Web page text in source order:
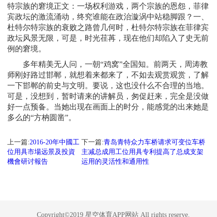
特宗族的窘境正文：一场权利游戏，两个宗族的恩怨，菲律
宾政坛的激流涌动，终究谁能在政治漩涡中站稳脚跟？一、
杜特尔特宗族的衰败之路曾几何时，杜特尔特宗族在菲律宾
政坛风景无限，可是，时光荏苒，现在他们却陷入了史无前
例的窘境。
多年精美无人问，一朝“鸡窝”全国知。前两天，周涛教
师刚好路过邯郸，就想着来都来了，不如去观赏观赏，了解
一下邯郸的前史与文明。要说，这也没什么不合理的当地。
可是，没想到，暂时请来的讲解员，匆促赶来，完全是没做
好一点预备。当她出现在画面上的时分，能感觉的出来她是
多么的“方枘圆凿”。
上一篇:2016-20年中國工
位用具市場远景及投資
機會研讨報告
下一篇:青岛青特众力车桥请求可变位车桥
主减总成用工位用具专利提高了总成支架
运用的灵活性和通用性
Copyright©2019 星空体育APP网站 All rights reserve.